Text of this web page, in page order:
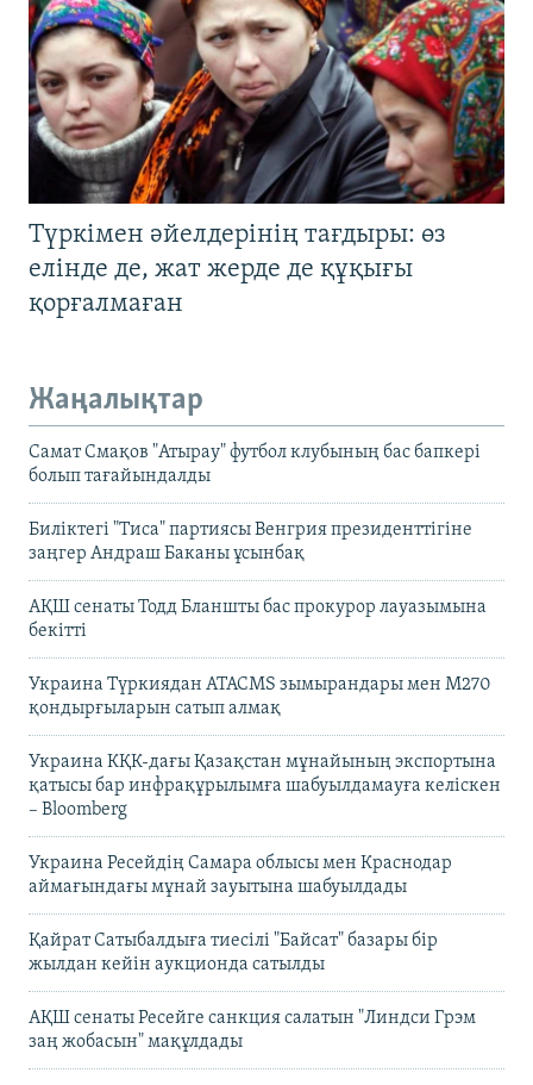
Түркімен әйелдерінің тағдыры: өз
елінде де, жат жерде де құқығы
қорғалмаған
Жаңалықтар
Самат Смақов "Атырау" футбол клубының бас бапкері
болып тағайындалды
Биліктегі "Тиса" партиясы Венгрия президенттігіне
заңгер Андраш Баканы ұсынбақ
АҚШ сенаты Тодд Бланшты бас прокурор лауазымына
бекітті
Украина Түркиядан ATACMS зымырандары мен M270
қондырғыларын сатып алмақ
Украина КҚК-дағы Қазақстан мұнайының экспортына
қатысы бар инфрақұрылымға шабуылдамауға келіскен
– Bloomberg
Украина Ресейдің Самара облысы мен Краснодар
аймағындағы мұнай зауытына шабуылдады
Қайрат Сатыбалдыға тиесілі "Байсат" базары бір
жылдан кейін аукционда сатылды
АҚШ сенаты Ресейге санкция салатын "Линдси Грэм
заң жобасын" мақұлдады